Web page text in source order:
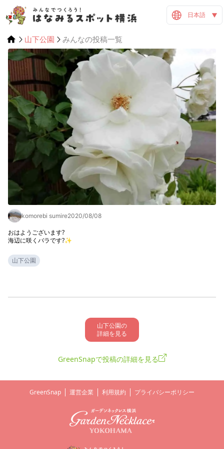
日本語
山下公園 みんなの投稿一覧
komorebi sumire2020/08/08
おはようございます?
海辺に咲くバラです?️✨
山下公園
山下公園の
詳細を見る
GreenSnapで投稿の詳細を見る
GreenSnap 運営企業 利用規約 プライバシーポリシー